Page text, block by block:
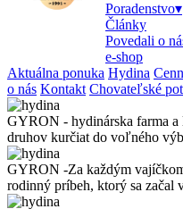
Poradenstvo▾
Články
Povedali o
e-shop
Aktuálna ponuka Hydina
o nás Kontakt Chovateľské
GYRON - hydinárska farma a
druhov kurčiat do voľného
GYRON -Za každým
rodinný príbeh, ktorý sa začal